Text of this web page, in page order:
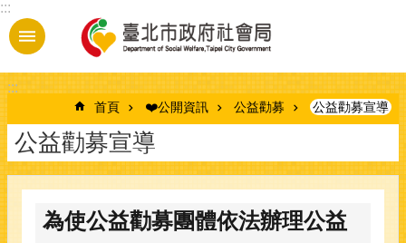
跳到主要內容區塊
:::
:::
首頁 ❤️公開資訊 公益勸募 公益勸募宣導
公益勸募宣導
為使公益勸募團體依法辦理公益